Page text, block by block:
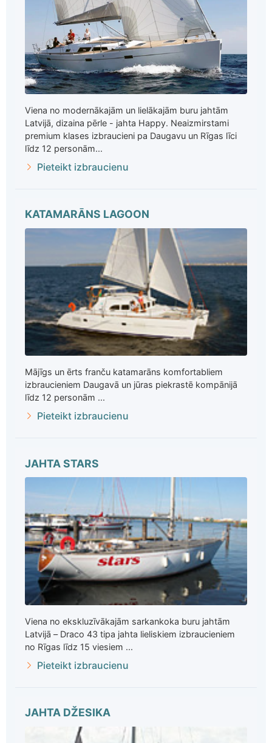
Viena no modernākajām un lielākajām buru jahtām
Latvijā, dizaina pērle - jahta Happy. Neaizmirstami
premium klases izbraucieni pa Daugavu un Rīgas līci
līdz 12 personām...
Pieteikt izbraucienu
KATAMARĀNS LAGOON
Mājīgs un ērts franču katamarāns komfortabliem
izbraucieniem Daugavā un jūras piekrastē kompānijā
līdz 12 personām ...
Pieteikt izbraucienu
JAHTA STARS
Viena no ekskluzīvākajām sarkankoka buru jahtām
Latvijā – Draco 43 tipa jahta lieliskiem izbraucieniem
no Rīgas līdz 15 viesiem ...
Pieteikt izbraucienu
JAHTA DŽESIKA